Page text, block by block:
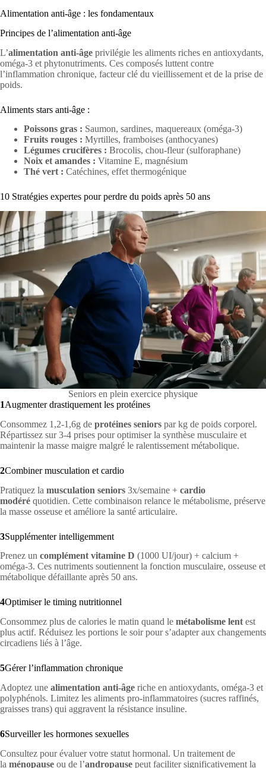
Alimentation anti-âge : les fondamentaux
Principes de l’alimentation anti-âge
L’alimentation anti-âge privilégie les aliments riches en antioxydants,
oméga-3 et phytonutriments. Ces composés luttent contre
l’inflammation chronique, facteur clé du vieillissement et de la prise de
poids.
Aliments stars anti-âge :
Poissons gras : Saumon, sardines, maquereaux (oméga-3)
Fruits rouges : Myrtilles, framboises (anthocyanes)
Légumes crucifères : Brocolis, chou-fleur (sulforaphane)
Noix et amandes : Vitamine E, magnésium
Thé vert : Catéchines, effet thermogénique
10 Stratégies expertes pour perdre du poids après 50 ans
Seniors en plein exercice physique
1Augmenter drastiquement les protéines
Consommez 1,2-1,6g de protéines seniors par kg de poids corporel.
Répartissez sur 3-4 prises pour optimiser la synthèse musculaire et
maintenir la masse maigre malgré le ralentissement métabolique.
2Combiner musculation et cardio
Pratiquez la musculation seniors 3x/semaine + cardio
modéré quotidien. Cette combinaison relance le métabolisme, préserve
la masse osseuse et améliore la santé articulaire.
3Supplémenter intelligemment
Prenez un complément vitamine D (1000 UI/jour) + calcium +
oméga-3. Ces nutriments soutiennent la fonction musculaire, osseuse et
métabolique défaillante après 50 ans.
4Optimiser le timing nutritionnel
Consommez plus de calories le matin quand le métabolisme lent est
plus actif. Réduisez les portions le soir pour s’adapter aux changements
circadiens liés à l’âge.
5Gérer l’inflammation chronique
Adoptez une alimentation anti-âge riche en antioxydants, oméga-3 et
polyphénols. Limitez les aliments pro-inflammatoires (sucres raffinés,
graisses trans) qui aggravent la résistance insuline.
6Surveiller les hormones sexuelles
Consultez pour évaluer votre statut hormonal. Un traitement de
la ménopause ou de l’andropause peut faciliter significativement la